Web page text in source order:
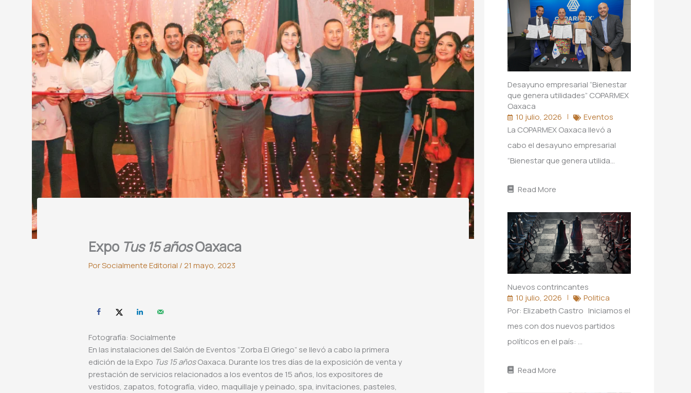
Expo Tus 15 añosOaxaca
PorSocialmente Editorial /21 mayo, 2023
Fotografía: Socialmente
En las instalaciones del Salón de Eventos “Zorba El Griego” se llevó a cabo la primera
edición de la Expo Tus 15 añosOaxaca. Durante los tres días de la exposición de venta y
prestación de servicios relacionados a los eventos de 15 años, los expositores de
vestidos, zapatos, fotografía, video, maquillaje y peinado, spa, invitaciones, pasteles,
Desayuno empresarial “Bienestar
que genera utilidades” COPARMEX
Oaxaca
10 julio, 2026
Eventos
La COPARMEX Oaxaca llevó a
cabo el desayuno empresarial
“Bienestar que genera utilida…
Read More
Nuevos contrincantes
10 julio, 2026
Politica
Por: Elizabeth Castro Iniciamos el
mes con dos nuevos partidos
políticos en el país: …
Read More